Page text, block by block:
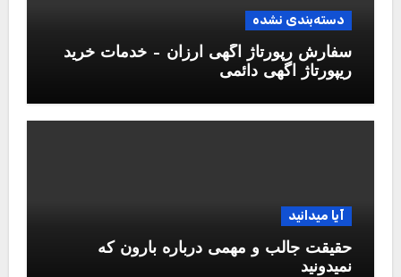
دسته‌بندی نشده
سفارش رپورتاژ آگهی ارزان – خدمات خرید
ریپورتاژ اگهی دائمی
آیا میدانید
حقیقت جالب و مهمی درباره بارون که
نمیدونید